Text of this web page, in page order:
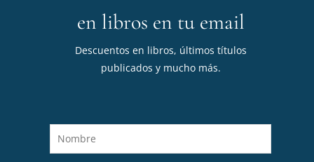
en libros en tu email
Descuentos en libros, últimos títulos
publicados y mucho más.
o